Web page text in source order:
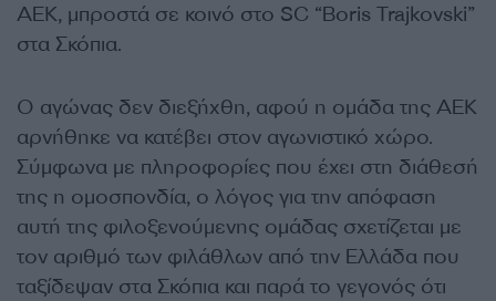
ΑΕΚ, μπροστά σε κοινό στο SC “Boris Trajkovski”
στα Σκόπια.
Ο αγώνας δεν διεξήχθη, αφού η ομάδα της ΑΕΚ
αρνήθηκε να κατέβει στον αγωνιστικό χώρο.
Σύμφωνα με πληροφορίες που έχει στη διάθεσή
της η ομοσπονδία, ο λόγος για την απόφαση
αυτή της φιλοξενούμενης ομάδας σχετίζεται με
τον αριθμό των φιλάθλων από την Ελλάδα που
ταξίδεψαν στα Σκόπια και παρά το γεγονός ότι